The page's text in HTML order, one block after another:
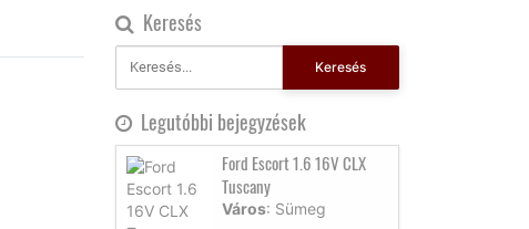
Keresés
Keresés
Legutóbbi bejegyzések
Ford Escort 1.6 16V CLX
Tuscany
Város: Sümeg